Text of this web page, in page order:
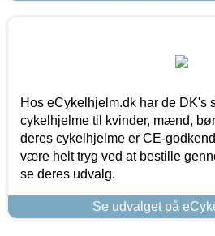
Hos eCykelhjelm.dk har de DK's
cykelhjelme til kvinder, mænd,
deres cykelhjelme er CE-
være helt tryg ved at bestille
se deres udvalg.
Se udvalget på